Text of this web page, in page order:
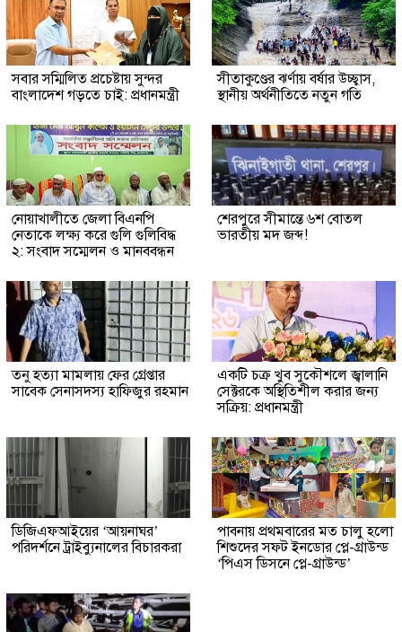
সবার সম্মিলিত প্রচেষ্টায় সুন্দর
বাংলাদেশ গড়তে চাই: প্রধানমন্ত্রী
সীতাকুণ্ডের ঝর্ণায় বর্ষার উচ্ছ্বাস,
স্থানীয় অর্থনীতিতে নতুন গতি
নোয়াখালীতে জেলা বিএনপি
নেতাকে লক্ষ্য করে গুলি গুলিবিদ্ধ
২: সংবাদ সম্মেলন ও মানববন্ধন
শেরপুরে সীমান্তে ৬শ বোতল
ভারতীয় মদ জব্দ!
তনু হত্যা মামলায় ফের গ্রেপ্তার
সাবেক সেনাসদস্য হাফিজুর রহমান
একটি চক্র খুব সুকৌশলে জ্বালানি
সেক্টরকে অস্থিতিশীল করার জন্য
সক্রিয়: প্রধানমন্ত্রী
ডিজিএফআইয়ের ‘আয়নাঘর’
পরিদর্শনে ট্রাইব্যুনালের বিচারকরা
পাবনায় প্রথমবারের মত চালু হলো
শিশুদের সফট ইনডোর প্লে-গ্রাউন্ড
‘পিএস ডিসনে প্লে-গ্রাউন্ড’